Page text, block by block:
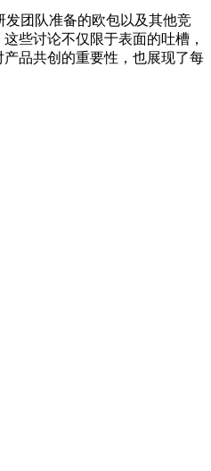
团队准备的欧包以及其他竞
些讨论不仅限于表面的吐槽，
品共创的重要性，也展现了每